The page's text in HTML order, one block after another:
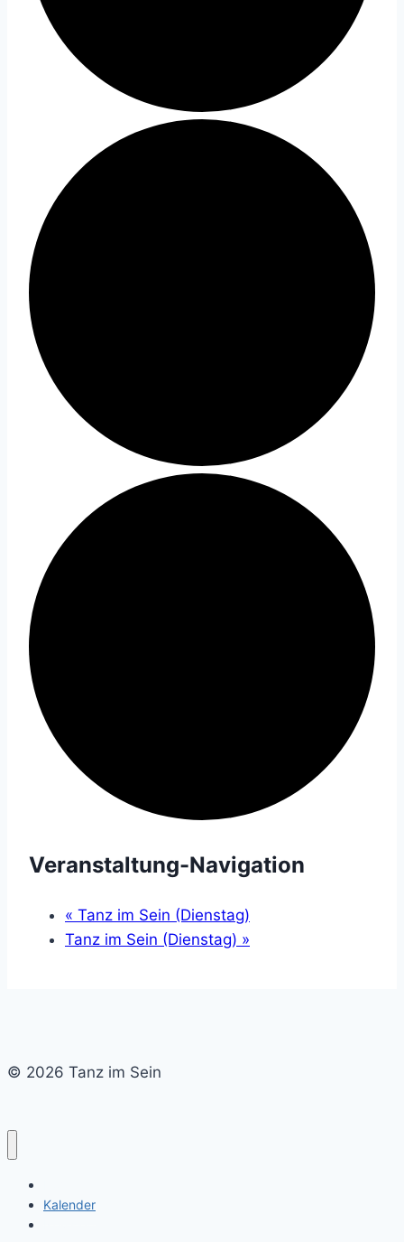
Veranstaltung-Navigation
« Tanz im Sein (Dienstag)
Tanz im Sein (Dienstag) »
© 2026 Tanz im Sein
Kalender